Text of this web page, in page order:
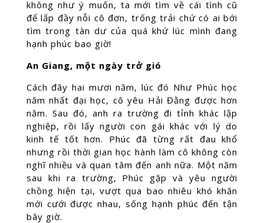
không như ý muốn, ta mới tìm về cái tình cũ
để lấp đầy nỗi cô đơn, trống trải chứ có ai bới
tìm trong tàn dư của quá khứ lúc mình đang
hạnh phúc bao giờ!
An Giang, một ngày trở gió
Cách đây hai mươi năm, lúc đó Như Phúc học
năm nhất đại học, cô yêu Hải Đằng được hơn
năm. Sau đó, anh ra trường đi tỉnh khác lập
nghiệp, rồi lấy người con gái khác với lý do
kinh tế tốt hơn. Phúc đã từng rất đau khổ
nhưng rồi thời gian học hành làm cô không còn
nghĩ nhiều và quan tâm đến anh nữa. Một năm
sau khi ra trường, Phúc gặp và yêu người
chồng hiện tại, vượt qua bao nhiêu khó khăn
mới cưới được nhau, sống hạnh phúc đến tận
bây giờ.